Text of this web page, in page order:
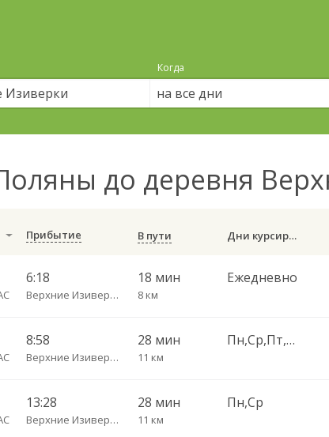
Когда
на все дни
до деревня
Прибытие В пути Дни курсирования
6:18
Верхние Изиверки д. пов.
18 мин
8 км
Ежедневно
8:58
Верхние Изиверки д.
28 мин
11 км
Пн,Ср,Пт,Вс
13:28
Верхние Изиверки д.
28 мин
11 км
Пн,Ср